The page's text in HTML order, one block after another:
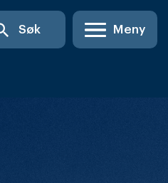
Søk Meny